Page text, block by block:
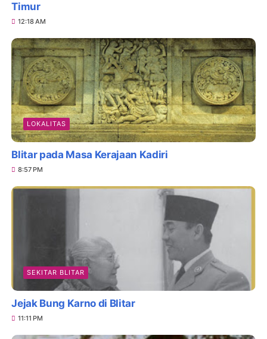
Timur
12:18 AM
LOKALITAS
Blitar pada Masa Kerajaan Kadiri
8:57 PM
SEKITAR BLITAR
Jejak Bung Karno di Blitar
11:11 PM